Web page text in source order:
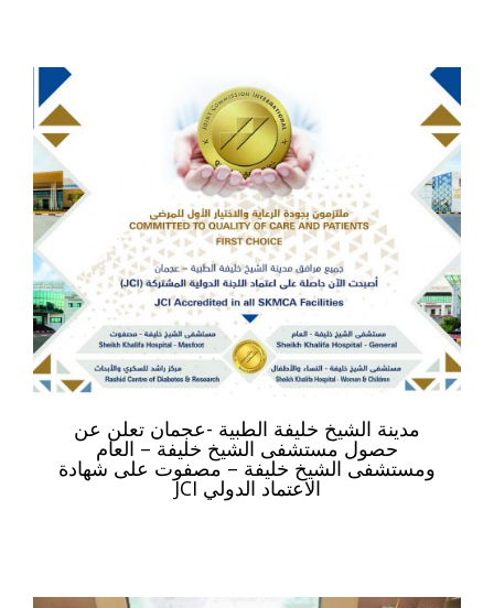
مدينة الشيخ خليفة الطبية -عجمان تعلن عن
حصول مستشفى الشيخ خليفة – العام
ومستشفى الشيخ خليفة – مصفوت على شهادة
الاعتماد الدولي JCI